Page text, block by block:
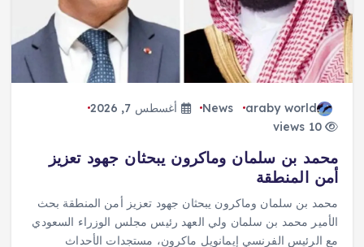
araby world
News
أغسطس 7, 2026
10 views
محمد بن سلمان وماكرون يبحثان جهود تعزيز
أمن المنطقة
محمد بن سلمان وماكرون يبحثان جهود تعزيز أمن المنطقة بحث
الأمير محمد بن سلمان ولي العهد رئيس مجلس الوزراء السعودي
مع الرئيس الفرنسي إيمانويل ماكرون، مستجدات الأحداث